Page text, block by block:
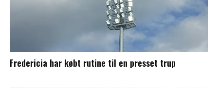
Fredericia har købt rutine til en presset trup